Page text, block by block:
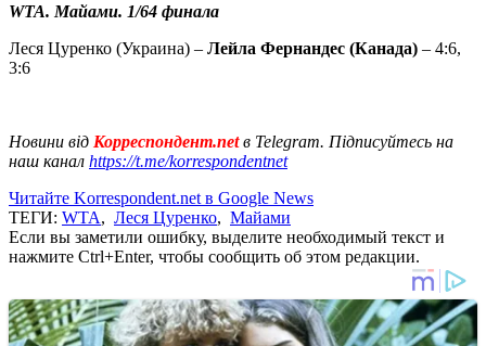
WTA. Майами. 1/64 финала
Леся Цуренко (Украина) – Лейла Фернандес (Канада) – 4:6,
3:6
Новини від Корреспондент.netв Telegram. Підписуйтесь на
наш канал https://t.me/korrespondentnet
Читайте Korrespondent.net в Google News
ТЕГИ: WTA, Леся Цуренко, Майами
Если вы заметили ошибку, выделите необходимый текст и
нажмите Ctrl+Enter, чтобы сообщить об этом редакции.